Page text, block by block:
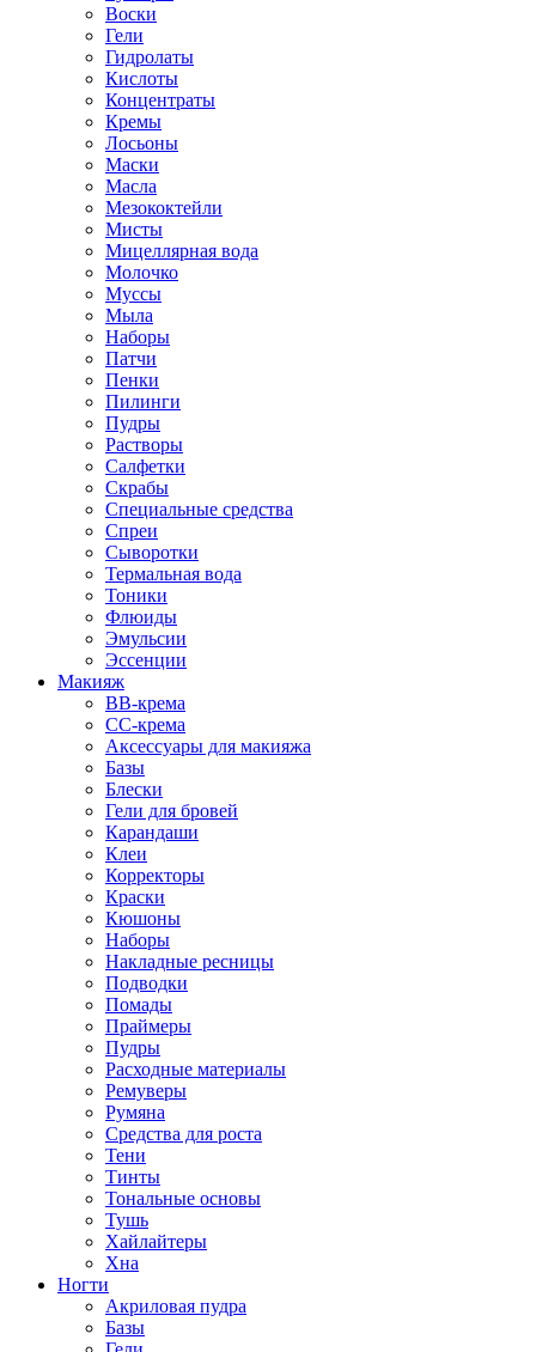
Воски
Гели
Гидролаты
Кислоты
Концентраты
Кремы
Лосьоны
Маски
Масла
Мезококтейли
Мисты
Мицеллярная вода
Молочко
Муссы
Мыла
Наборы
Патчи
Пенки
Пилинги
Пудры
Растворы
Салфетки
Скрабы
Специальные средства
Спреи
Сыворотки
Термальная вода
Тоники
Флюиды
Эмульсии
Эссенции
Макияж
BB-крема
CC-крема
Аксессуары для макияжа
Базы
Блески
Гели для бровей
Карандаши
Клеи
Корректоры
Краски
Кюшоны
Наборы
Накладные ресницы
Подводки
Помады
Праймеры
Пудры
Расходные материалы
Ремуверы
Румяна
Средства для роста
Тени
Тинты
Тональные основы
Тушь
Хайлайтеры
Хна
Ногти
Акриловая пудра
Базы